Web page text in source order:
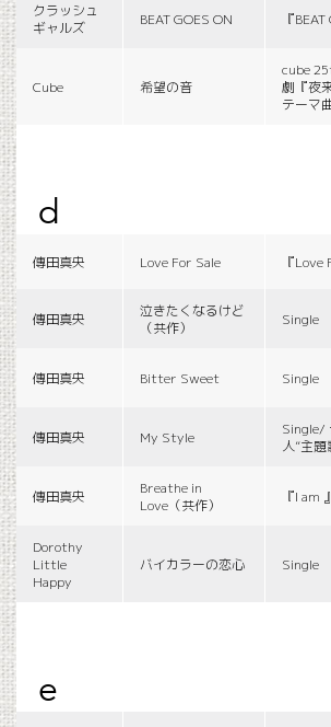
クラッシュ
ギャルズ
BEAT GOES ON 『
Cube 希望の音
cube
劇『夜
テーマ
d
傳田真央 Love For Sale 『Love
傳田真央
泣きたくなるけど
（共作）
Single
傳田真央 Bitter Sweet Single
傳田真央 My Style
Single/
人”主題
傳田真央
Breathe in
Love（共作）
『I am 』
Dorothy
Little
Happy
バイカラーの恋心 Single
e